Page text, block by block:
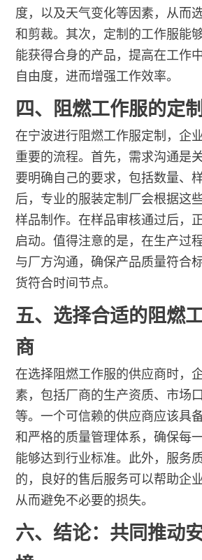
度，以及天气变化等因素，从而
和剪裁。其次，定制的工作服能
能获得合身的产品，提高在工作
自由度，进而增强工作效率。
四、阻燃工作服的定
在宁波进行阻燃工作服定制，企
重要的流程。首先，需求沟通是
要明确自己的要求，包括数量、
后，专业的服装定制厂会根据这
样品制作。在样品审核通过后，
启动。值得注意的是，在生产过
与厂方沟通，确保产品质量符合
货符合时间节点。
五、选择合适的阻燃
商
在选择阻燃工作服的供应商时，
素，包括厂商的生产资质、市场
等。一个可信赖的供应商应该具
和严格的质量管理体系，确保每
能够达到行业标准。此外，服务
的，良好的售后服务可以帮助企
从而避免不必要的损失。
六、结论：共同推动